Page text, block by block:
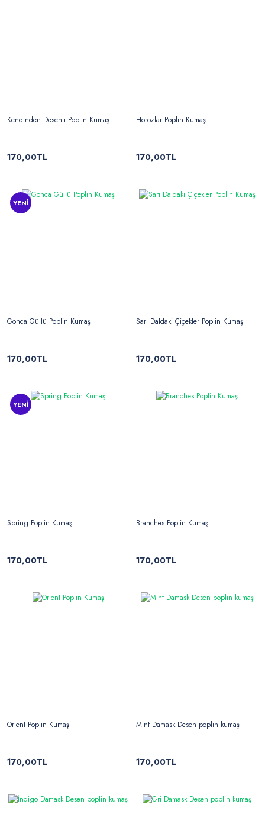
Kendinden Desenli Poplin Kumaş
170,00TL
Horozlar Poplin Kumaş
170,00TL
YENİ
Gonca Güllü Poplin Kumaş
170,00TL
Sarı Daldaki Çiçekler Poplin Kumaş
170,00TL
YENİ
Spring Poplin Kumaş
170,00TL
Branches Poplin Kumaş
170,00TL
Orient Poplin Kumaş
170,00TL
Mint Damask Desen poplin kumaş
170,00TL